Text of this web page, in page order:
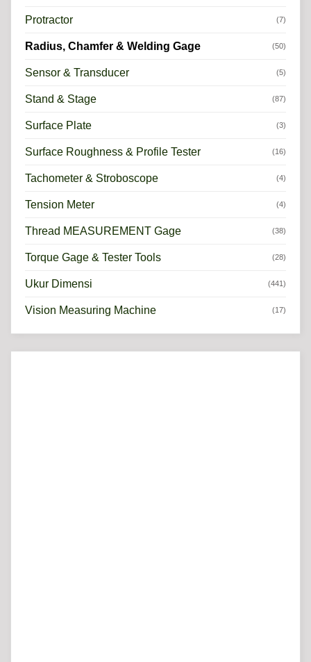
Protractor (7)
Radius, Chamfer & Welding Gage (50)
Sensor & Transducer (5)
Stand & Stage (87)
Surface Plate (3)
Surface Roughness & Profile Tester (16)
Tachometer & Stroboscope (4)
Tension Meter (4)
Thread MEASUREMENT Gage (38)
Torque Gage & Tester Tools (28)
Ukur Dimensi (441)
Vision Measuring Machine (17)